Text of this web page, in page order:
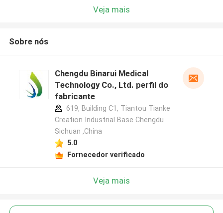
Veja mais
Sobre nós
Chengdu Binarui Medical
Technology Co., Ltd. perfil do
fabricante
619, Building C1, Tiantou Tianke
Creation Industrial Base Chengdu
Sichuan ,China
5.0
Fornecedor verificado
Veja mais